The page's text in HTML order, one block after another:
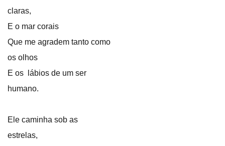
claras,
E o mar corais
Que me agradem tanto como
os olhos
E os lábios de um ser
humano.
Ele caminha sob as
estrelas,